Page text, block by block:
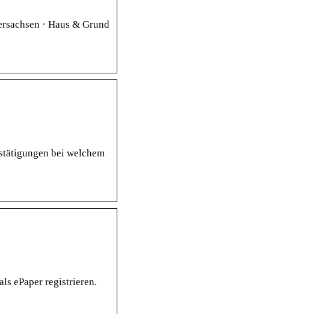
· Haus & Grund
bei welchem
ePaper registrieren.